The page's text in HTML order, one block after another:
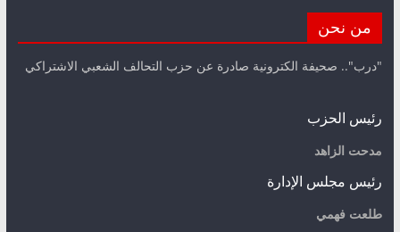
من نحن
"درب".. صحيفة الكترونية صادرة عن حزب التحالف الشعبي الاشتراكي
رئيس الحزب
مدحت الزاهد
رئيس مجلس الإدارة
طلعت فهمي